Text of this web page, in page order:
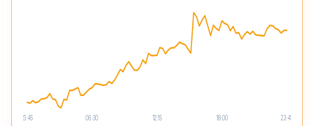
23:45 06:30 12:15 18:00 23:45